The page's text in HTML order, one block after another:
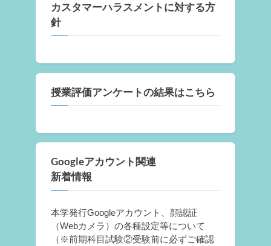
カスタマーハラスメントに対する方
針
授業評価アンケートの結果はこちら
Googleアカウント関連
新着情報
本学発行Googleアカウント、顔認証
（Webカメラ）の各種設定等について
（※前期科目試験②受験前に必ずご確認